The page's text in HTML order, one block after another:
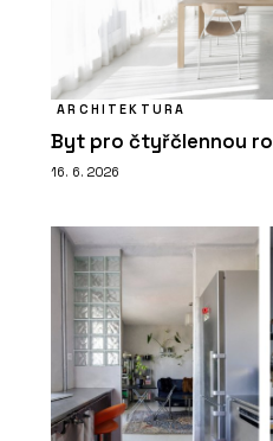
ARCHITEKTURA
Byt pro čtyřčlennou
16. 6. 2026